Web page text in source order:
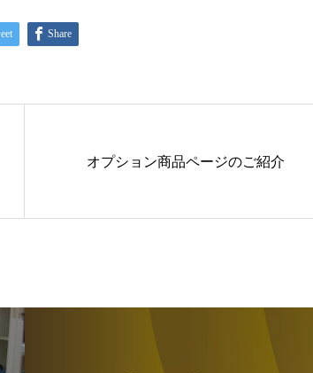
Share
オプション商品ページのご紹介